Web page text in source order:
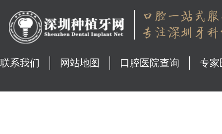
联系我们 网站地图 口腔医院查询 专家